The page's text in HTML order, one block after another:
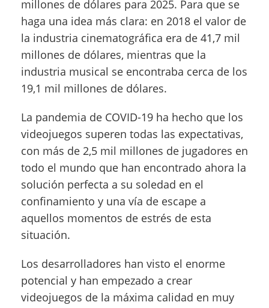
millones de dólares para 2025. Para que se
haga una idea más clara: en 2018 el valor de
la industria cinematográfica era de 41,7 mil
millones de dólares, mientras que la
industria musical se encontraba cerca de los
19,1 mil millones de dólares.
La pandemia de COVID-19 ha hecho que los
videojuegos superen todas las expectativas,
con más de 2,5 mil millones de jugadores en
todo el mundo que han encontrado ahora la
solución perfecta a su soledad en el
confinamiento y una vía de escape a
aquellos momentos de estrés de esta
situación.
Los desarrolladores han visto el enorme
potencial y han empezado a crear
videojuegos de la máxima calidad en muy